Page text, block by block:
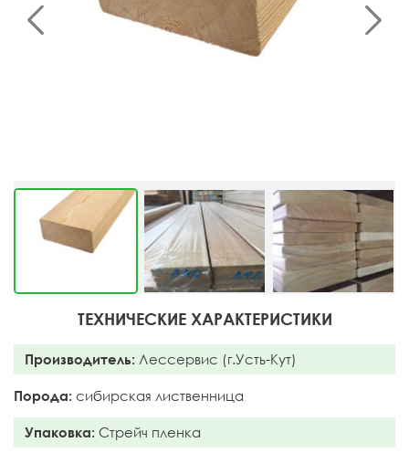
ТЕХНИЧЕСКИЕ ХАРАКТЕРИСТИКИ
Производитель: Лессервис (г.Усть-Кут)
Порода: сибирская лиственница
Упаковка: Стрейч пленка